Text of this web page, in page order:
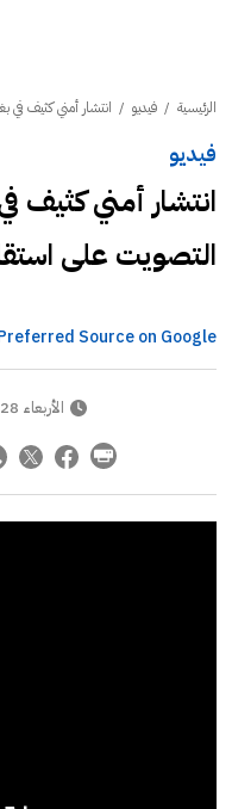
الرئيسية / فيديو / انتشار أمني كثيف في
فيديو
انتشار أمني كثيف
التصويت على
Source on Google
الأربعاء 28 سبتمبر 2022